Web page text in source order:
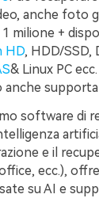
anche foto
milione +
HD, HDD/SSD,
& Linux PC
anche
software di
e il
ecc.),
su AI e